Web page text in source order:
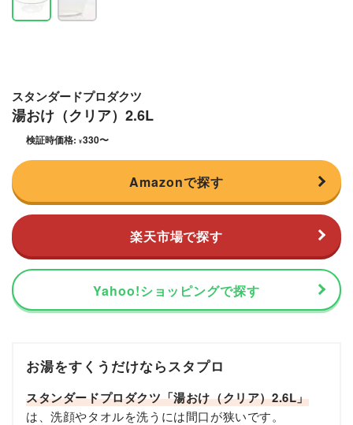
スタンダードプロダクツ
湯おけ（クリア）2.6L
検証時価格: ¥330〜
Amazonで探す
楽天市場で探す
Yahoo!ショッピングで探す
お湯をすくうだけならスタプロ
スタンダードプロダクツ「湯おけ（クリア）2.6L」
は、洗顔やタオルを洗うには間口が狭いです。